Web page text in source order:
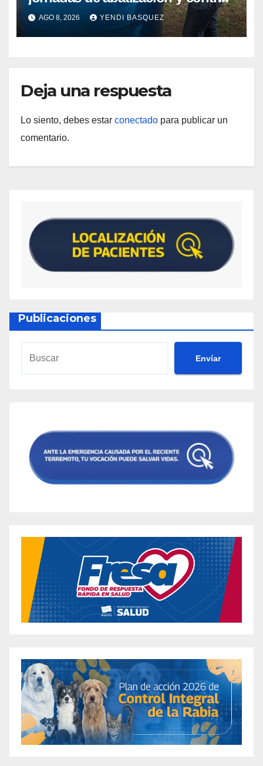
de vectores en comunidades del
Guárico
AGO 8, 2026 YENDI BASQUEZ
Deja una respuesta
Lo siento, debes estar conectado para publicar un
comentario.
Publicaciones
Envíar